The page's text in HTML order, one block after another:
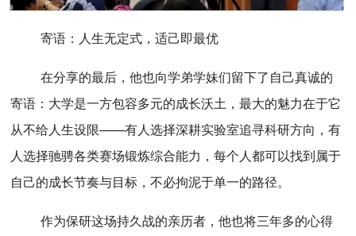
寄语：人生无定式，适己即最优
在分享的最后，他也向学弟学妹们留下了自己真诚的
寄语：大学是一方包容多元的成长沃土，最大的魅力在于它
从不给人生设限——有人选择深耕实验室追寻科研方向，有
人选择驰骋各类赛场锻炼综合能力，每个人都可以找到属于
自己的成长节奏与目标，不必拘泥于单一的路径。
作为保研这场持久战的亲历者，他也将三年多的心得